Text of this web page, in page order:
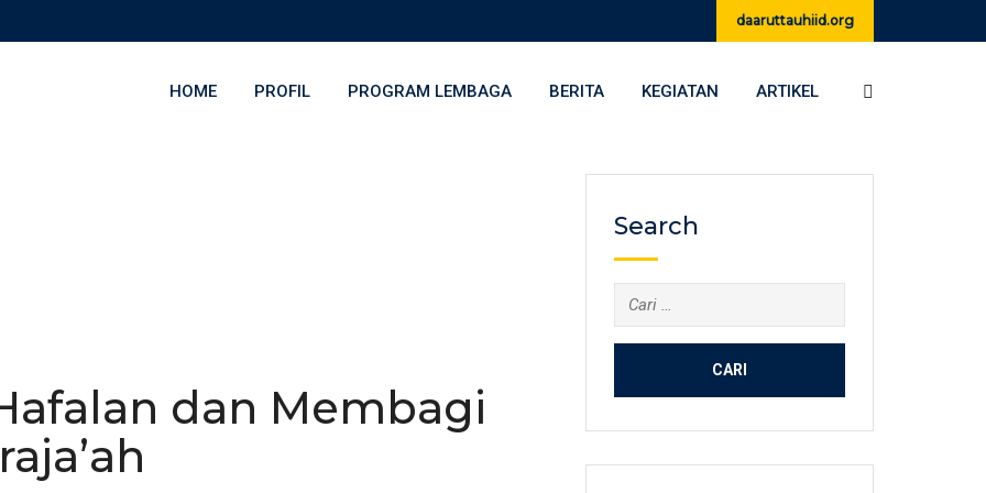
daaruttauhiid.org
HOME PROFIL PROGRAM LEMBAGA BERITA KEGIATAN ARTIKEL
dan Membagi
Search
Cari
untuk: